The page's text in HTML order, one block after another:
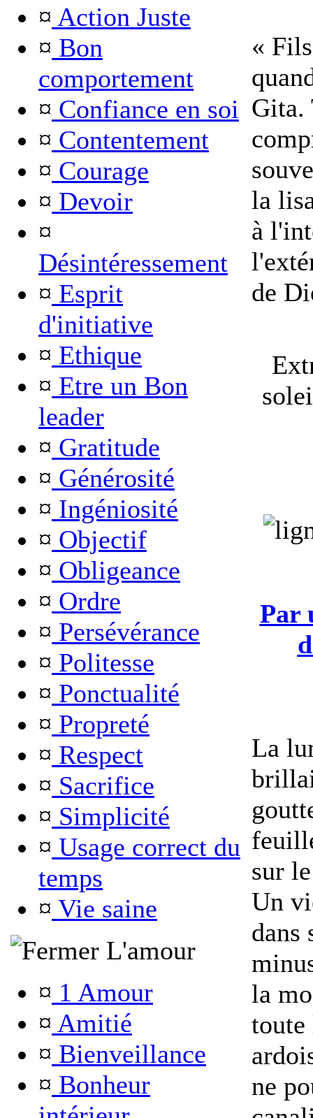
¤ Action Juste
¤ Bon
comportement
¤ Confiance en soi
¤ Contentement
¤ Courage
¤ Devoir
¤
Désintéressement
¤ Esprit
d'initiative
¤ Ethique
¤ Etre un Bon
leader
¤ Gratitude
¤ Générosité
¤ Ingéniosité
¤ Objectif
¤ Obligeance
¤ Ordre
¤ Persévérance
¤ Politesse
¤ Ponctualité
¤ Propreté
¤ Respect
¤ Sacrifice
¤ Simplicité
¤ Usage correct du
temps
¤ Vie saine
L'amour
¤ 1 Amour
¤ Amitié
¤ Bienveillance
¤ Bonheur
«
Gita.
la
à
de
Par
La
sur
Un
dans
la
toute
ne